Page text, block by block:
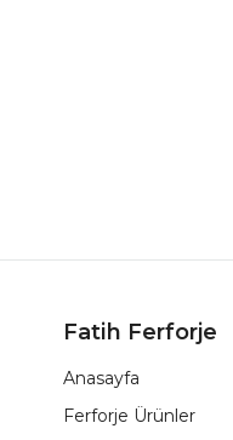
Fatih Ferforje
Anasayfa
Ferforje Ürünler